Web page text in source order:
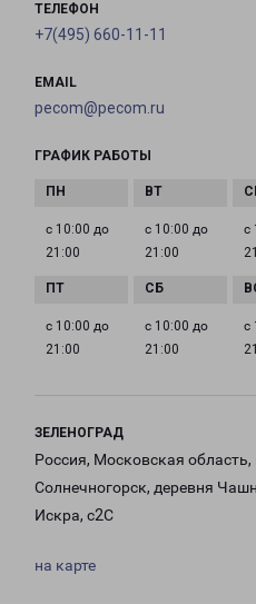
ТЕЛЕФОН
+7(495) 660-11-11
EMAIL
pecom@pecom.ru
ГРАФИК РАБОТЫ
с 10:00 до
21:00
с 10:00 до
21:00
с
с 10:00 до
21:00
с 10:00 до
21:00
с
ЗЕЛЕНОГРАД
Россия, Московская область,
Солнечногорск, деревня
Искра, с2С
на карте